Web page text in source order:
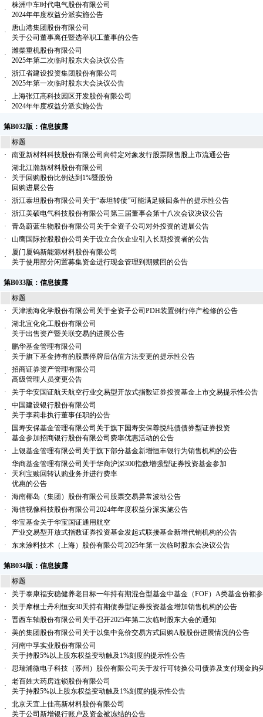
·
株洲中车时代电气股份有限公司
2024年年度权益分派实施公告
·
唐山港集团股份有限公司
关于公司董事离任暨选举职工董事的公告
·
潍柴重机股份有限公司
2025年第二次临时股东大会决议公告
·
浙江省建设投资集团股份有限公司
2025年第一次临时股东大会决议公告
·
上海张江高科技园区开发股份有限公司
2024年年度权益分派实施公告
第B032版：信息披露
标题
·
南亚新材料科技股份有限公司向特定对象发行股票限售股上市流通公告
·
湖北江瀚新材料股份有限公司
关于回购股份比例达到1%暨股份
回购进展公告
·
浙江泰坦股份有限公司关于“泰坦转债”可能满足赎回条件的提示性公告
·
浙江美硕电气科技股份有限公司第三届董事会第十八次会议决议公告
·
青岛蔚蓝生物股份有限公司关于全资子公司对外投资的进展公告
·
山鹰国际控股股份公司关于设立合伙企业引入长期投资者的公告
·
厦门厦钨新能源材料股份有限公司
关于使用部分闲置募集资金进行现金管理到期赎回的公告
第B033版：信息披露
标题
·
天津渤海化学股份有限公司关于全资子公司PDH装置例行停产检修的公告
·
湖北宜化化工股份有限公司
关于出售资产暨关联交易的进展公告
·
鹏华基金管理有限公司
关于旗下基金持有的股票停牌后估值方法变更的提示性公告
·
招商证券资产管理有限公司
高级管理人员变更公告
·
关于华安国证航天航空行业交易型开放式指数证券投资基金上市交易提示性公告
·
中国建设银行股份有限公司
关于李莉非执行董事任职的公告
·
国寿安保基金管理有限公司关于旗下国寿安保尊悦纯债债券型证券投资
基金参加招商银行股份有限公司费率优惠活动的公告
·
上银基金管理有限公司关于旗下部分基金新增恒丰银行为销售机构的公告
·
华商基金管理有限公司关于华商沪深300指数增强型证券投资基金参加
天利宝赎回转认购业务并进行费率
优惠的公告
·
海南椰岛（集团）股份有限公司股票交易异常波动公告
·
海信视像科技股份有限公司2024年年度权益分派实施公告
·
华宝基金关于华宝国证通用航空
产业交易型开放式指数证券投资基金发起式联接基金新增代销机构的公告
·
东来涂料技术（上海）股份有限公司2025年第一次临时股东会决议公告
第B034版：信息披露
标题
·
关于泰康福安稳健养老目标一年持有期混合型基金中基金（FOF）A类基金份额
·
关于摩根士丹利恒安30天持有期债券型证券投资基金增加销售机构的公告
·
晋西车轴股份有限公司关于召开2025年第二次临时股东大会的通知
·
美的集团股份有限公司关于以集中竞价交易方式回购A股股份进展情况的公告
·
河南中孚实业股份有限公司
关于持股5%以上股东权益变动触及1%刻度的提示性公告
·
思瑞浦微电子科技（苏州）股份有限公司关于发行可转换公司债券及支付现金
·
老百姓大药房连锁股份有限公司
关于持股5%以上股东权益变动触及1%刻度的提示性公告
·
北京天宜上佳高新材料股份有限公司
关于公司新增银行账户及资金被冻结的公告